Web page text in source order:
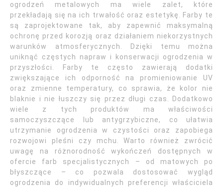
ogrodzeń metalowych ma wiele zalet, które
przekładają się na ich trwałość oraz estetykę. Farby te
są zaprojektowane tak, aby zapewnić maksymalną
ochronę przed korozją oraz działaniem niekorzystnych
warunków atmosferycznych. Dzięki temu można
uniknąć częstych napraw i konserwacji ogrodzenia w
przyszłości. Farby te często zawierają dodatki
zwiększające ich odporność na promieniowanie UV
oraz zmienne temperatury, co sprawia, że kolor nie
blaknie i nie łuszczy się przez długi czas. Dodatkowo
wiele z tych produktów ma właściwości
samoczyszczące lub antygrzybiczne, co ułatwia
utrzymanie ogrodzenia w czystości oraz zapobiega
rozwojowi pleśni czy mchu. Warto również zwrócić
uwagę na różnorodność wykończeń dostępnych w
ofercie farb specjalistycznych – od matowych po
błyszczące – co pozwala dostosować wygląd
ogrodzenia do indywidualnych preferencji właściciela